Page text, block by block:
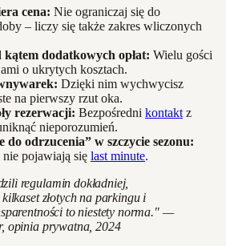
cena: Nie ograniczaj się do
– liczy się także zakres wliczonych
kątem dodatkowych opłat: Wielu gości
o ukrytych kosztach.
Dzięki nim wychwycisz
na pierwszy rzut oka.
rezerwacji: Bezpośredni kontakt z
nieporozumień.
odrzucenia” w szczycie sezonu:
pojawiają się last minute.
regulamin dokładniej,
złotych na parkingu i
to niestety norma." —
opinia prywatna, 2024